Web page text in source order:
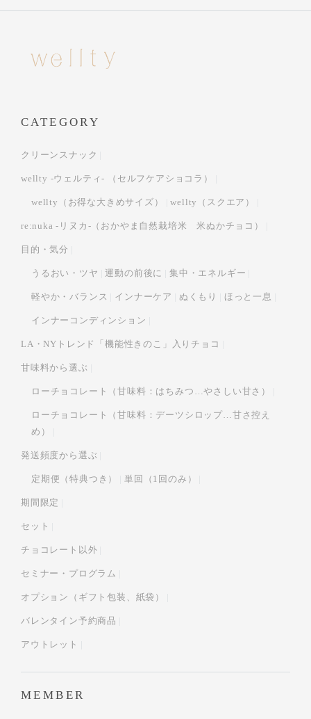
CATEGORY
クリーンスナック
wellty -ウェルティ- （セルフケアショコラ）
wellty（お得な大きめサイズ） wellty（スクエア）
re:nuka -リヌカ-（おかやま自然栽培米 米ぬかチョコ）
目的・気分
うるおい・ツヤ 運動の前後に 集中・エネルギー
軽やか・バランス インナーケア ぬくもり ほっと一息
インナーコンディンション
LA・NYトレンド「機能性きのこ」入りチョコ
甘味料から選ぶ
ローチョコレート（甘味料：はちみつ…やさしい甘さ）
ローチョコレート（甘味料：デーツシロップ…甘さ控え
め）
発送頻度から選ぶ
定期便（特典つき） 単回（1回のみ）
期間限定
セット
チョコレート以外
セミナー・プログラム
オプション（ギフト包装、紙袋）
バレンタイン予約商品
アウトレット
MEMBER